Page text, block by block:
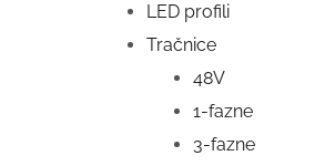
LED profili
Tračnice
48V
1-fazne
3-fazne